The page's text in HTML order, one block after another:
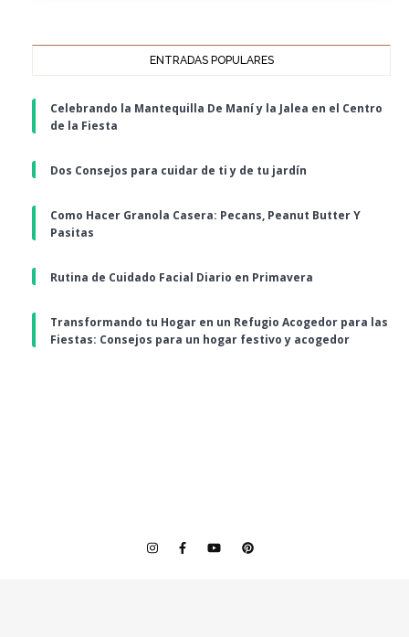
ENTRADAS POPULARES
Celebrando la Mantequilla De Maní y la Jalea en el Centro
de la Fiesta
Dos Consejos para cuidar de ti y de tu jardín
Como Hacer Granola Casera: Pecans, Peanut Butter Y
Pasitas
Rutina de Cuidado Facial Diario en Primavera
Transformando tu Hogar en un Refugio Acogedor para las
Fiestas: Consejos para un hogar festivo y acogedor